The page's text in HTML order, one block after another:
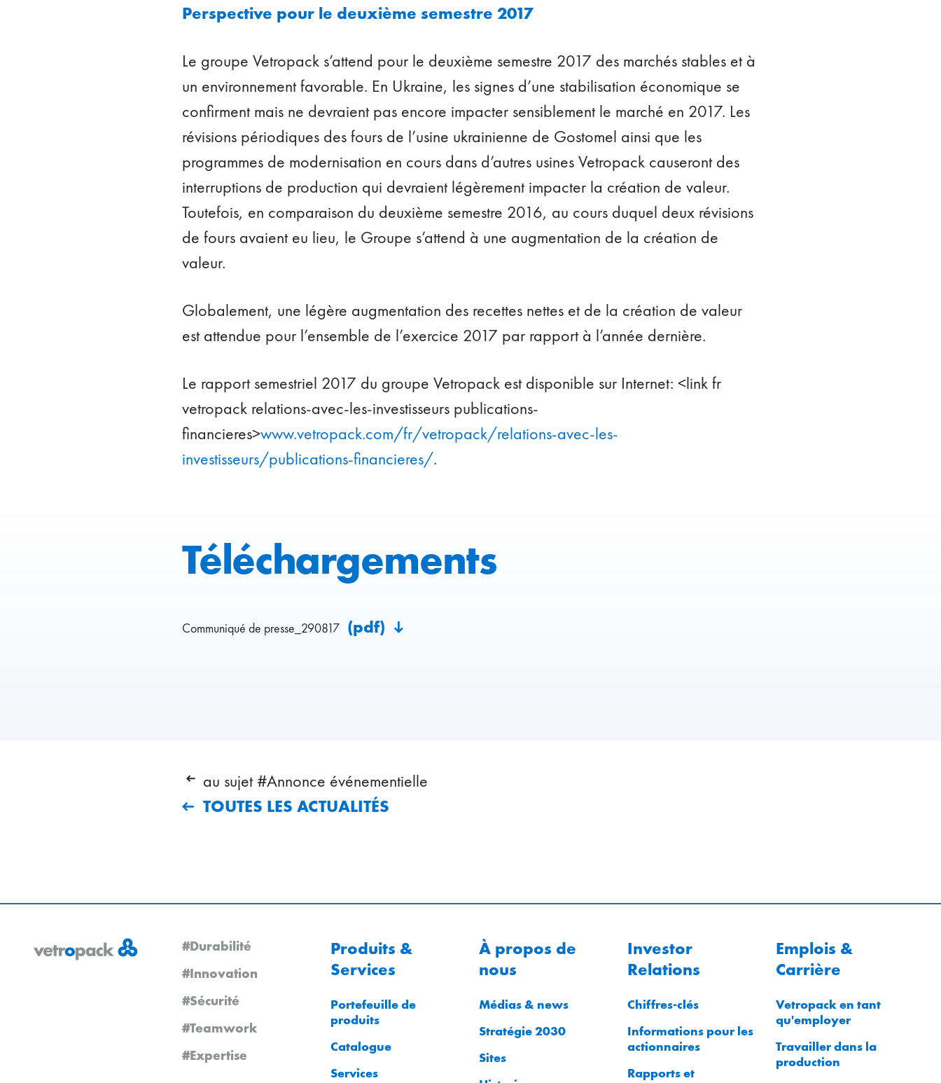
Perspective pour le deuxième semestre 2017
Le groupe Vetropack s’attend pour le deuxième semestre 2017 des marchés stables et à
un environnement favorable. En Ukraine, les signes d’une stabilisation économique se
confirment mais ne devraient pas encore impacter sensiblement le marché en 2017. Les
révisions périodiques des fours de l’usine ukrainienne de Gostomel ainsi que les
programmes de modernisation en cours dans d’autres usines Vetropack causeront des
interruptions de production qui devraient légèrement impacter la création de valeur.
Toutefois, en comparaison du deuxième semestre 2016, au cours duquel deux révisions
de fours avaient eu lieu, le Groupe s’attend à une augmentation de la création de
valeur.
Globalement, une légère augmentation des recettes nettes et de la création de valeur
est attendue pour l’ensemble de l’exercice 2017 par rapport à l’année dernière.
Le rapport semestriel 2017 du groupe Vetropack est disponible sur Internet: <link fr
vetropack relations-avec-les-investisseurs publications-
financieres>www.vetropack.com/fr/vetropack/relations-avec-les-
investisseurs/publications-financieres/.
Téléchargements
Communiqué de presse_290817 (pdf)
au sujet #Annonce événementielle
TOUTES LES ACTUALITÉS
#Durabilité
#Innovation
#Sécurité
#Teamwork
#Expertise
Produits &
Services
Portefeuille de
produits
Catalogue
Services
À propos de
nous
Médias & news
Stratégie 2030
Sites
Investor
Relations
Chiffres-clés
Informations pour les
actionnaires
Rapports et
Emplois &
Carrière
Vetropack en tant
qu'employer
Travailler dans la
production